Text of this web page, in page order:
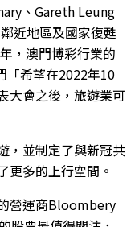
、Gareth Leung
近地區及國家復甦
，澳門博彩行業的
「希望在2022年10
大會之後，旅遊業可
，並制定了與新冠共
更多的上行空間。
營運商Bloombery